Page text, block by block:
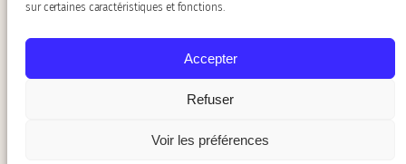
sur certaines caractéristiques et fonctions.
Accepter
Refuser
Voir les préférences
Contact :baroquiades@gmail.com
confidentialité